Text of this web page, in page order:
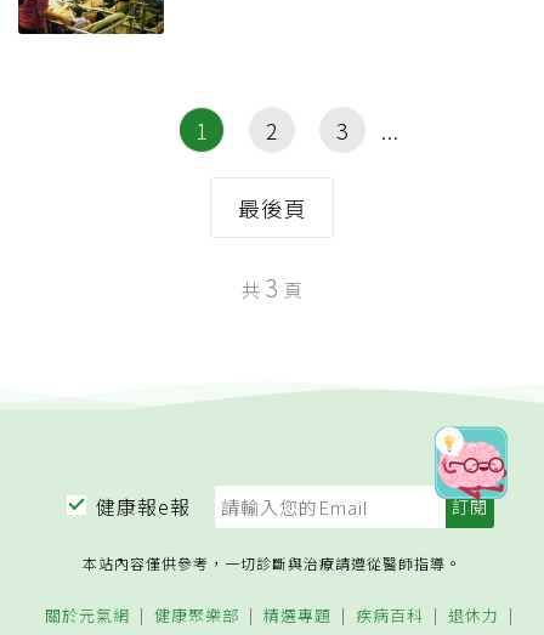
1 2 3
最後頁
共 3 頁
健康報e報
本站內容僅供參考，一切診斷與治療請遵從醫師指導。
關於元氣網 健康聚樂部 精選專題 疾病百科 退休力